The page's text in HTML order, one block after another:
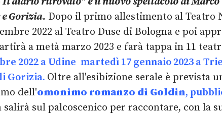
e Gorizia. Dopo il primo allestimento al Teatro
2022 al Teatro Duse di Bologna e poi
a metà marzo 2023 e farà tappa in 11
2022 a Udine martedì 17 gennaio 2023 a
Gorizia. Oltre all'esibizione serale è prevista
dell'omonimo romanzo di Goldin,
sul palcoscenico per raccontare, con la